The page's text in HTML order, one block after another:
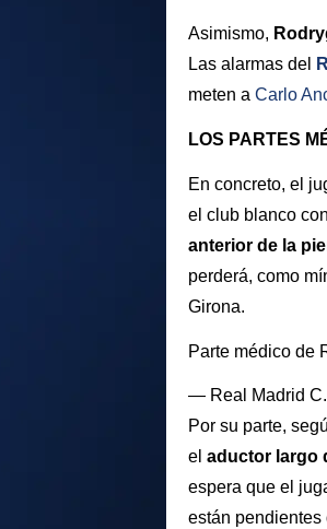
Asimismo,
Las alarmas del
meten a Carlo
LOS PARTES
En concreto, el
el club blanco
anterior de la
perderá, como
Girona.
Parte médico de
— Real Madrid
Por su parte,
el aductor largo
espera que el
están